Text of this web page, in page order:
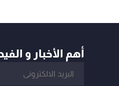
أهم الأخبار و